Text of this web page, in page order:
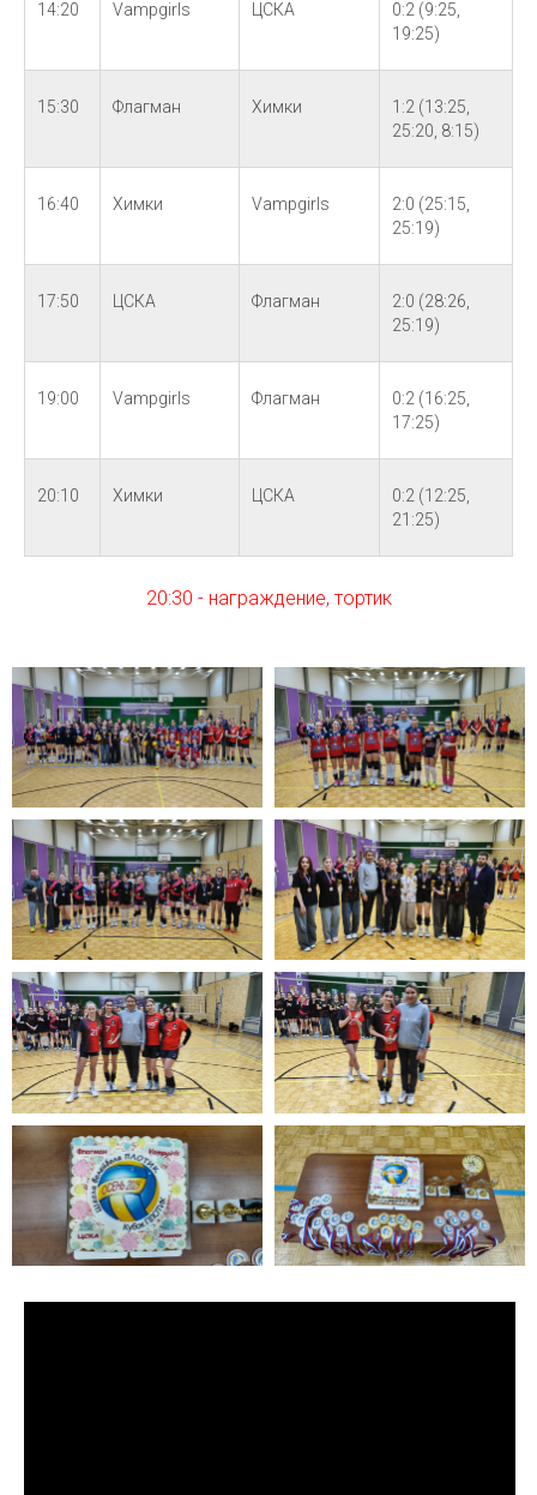
14:20 Vampgirls ЦСКА
0:2 (9:25,
19:25)
15:30 Флагман Химки
1:2 (13:25,
25:20, 8:15)
16:40 Химки Vampgirls
2:0 (25:15,
25:19)
17:50 ЦСКА Флагман
2:0 (28:26,
25:19)
19:00 Vampgirls Флагман
0:2 (16:25,
17:25)
20:10 Химки ЦСКА
0:2 (12:25,
21:25)
20:30 - награждение, тортик